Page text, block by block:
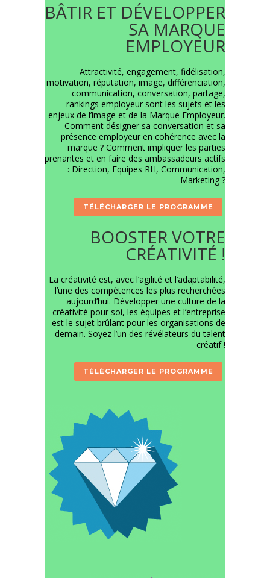
BÂTIR ET DÉVELOPPER
SA MARQUE
EMPLOYEUR
Attractivité, engagement, fidélisation,
motivation, réputation, image, différenciation,
communication, conversation, partage,
rankings employeur sont les sujets et les
enjeux de l’image et de la Marque Employeur.
Comment désigner sa conversation et sa
présence employeur en cohérence avec la
marque ? Comment impliquer les parties
prenantes et en faire des ambassadeurs actifs
: Direction, Equipes RH, Communication,
Marketing ?
TÉLÉCHARGER LE PROGRAMME
BOOSTER VOTRE
CRÉATIVITÉ !
La créativité est, avec l’agilité et l’adaptabilité,
l’une des compétences les plus recherchées
aujourd’hui. Développer une culture de la
créativité pour soi, les équipes et l’entreprise
est le sujet brûlant pour les organisations de
demain. Soyez l’un des révélateurs du talent
créatif !
TÉLÉCHARGER LE PROGRAMME